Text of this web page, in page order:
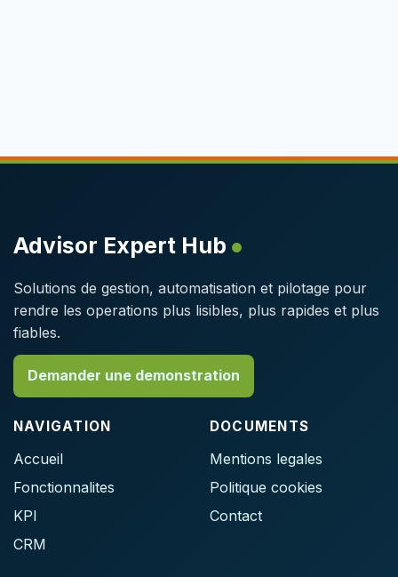
Advisor Expert Hub
Solutions de gestion, automatisation et pilotage pour
rendre les operations plus lisibles, plus rapides et plus
fiables.
Demander une demonstration
NAVIGATION
Accueil
Fonctionnalites
KPI
CRM
DOCUMENTS
Mentions legales
Politique cookies
Contact